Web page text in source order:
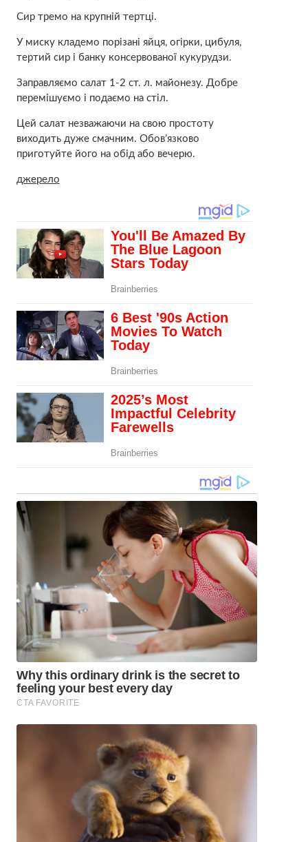
Сир тремо на крупній тертці.
У миску кладемо порізані яйця, огірки, цибуля,
тертий сир і банку консервованої кукурудзи.
Заправляємо салат 1-2 ст. л. майонезу. Добре
перемішуємо і подаємо на стіл.
Цей салат незважаючи на свою простоту
виходить дуже смачним. Обов’язково
приготуйте його на обід або вечерю.
джерело